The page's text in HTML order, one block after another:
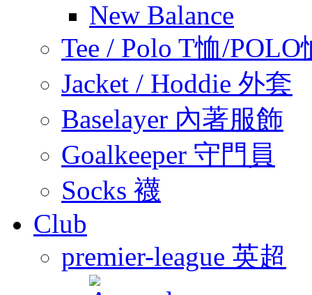
New Balance
Tee / Polo T恤/POLO
Jacket / Hoddie 外套
Baselayer 內著服飾
Goalkeeper 守門員
Socks 襪
Club
premier-league 英超